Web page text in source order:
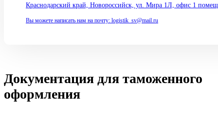
Краснодарский край, Новороссийск, ул. Мира 1Л, офис 1
Вы можете написать нам на почту: logistik_sv@mail.ru
Документация для таможенного
оформления